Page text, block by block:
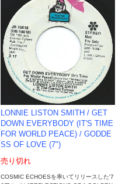
LONNIE LISTON SMITH / GET
DOWN EVERYBODY (IT'S TIME
FOR WORLD PEACE) / GODDE
SS OF LOVE (7")
売り切れ
COSMIC ECHOESを率いてリリースした'7